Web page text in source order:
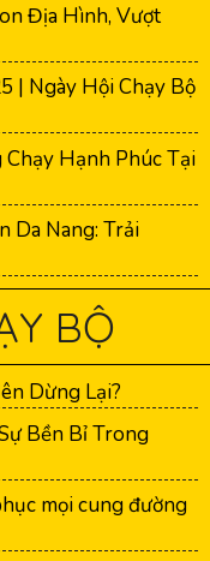
Địa Hình, Vượt
| Ngày Hội Chạy Bộ
Hạnh Phúc Tại
Da Nang: Trải
BỘ
Dừng Lại?
Bền Bỉ Trong
mọi cung đường